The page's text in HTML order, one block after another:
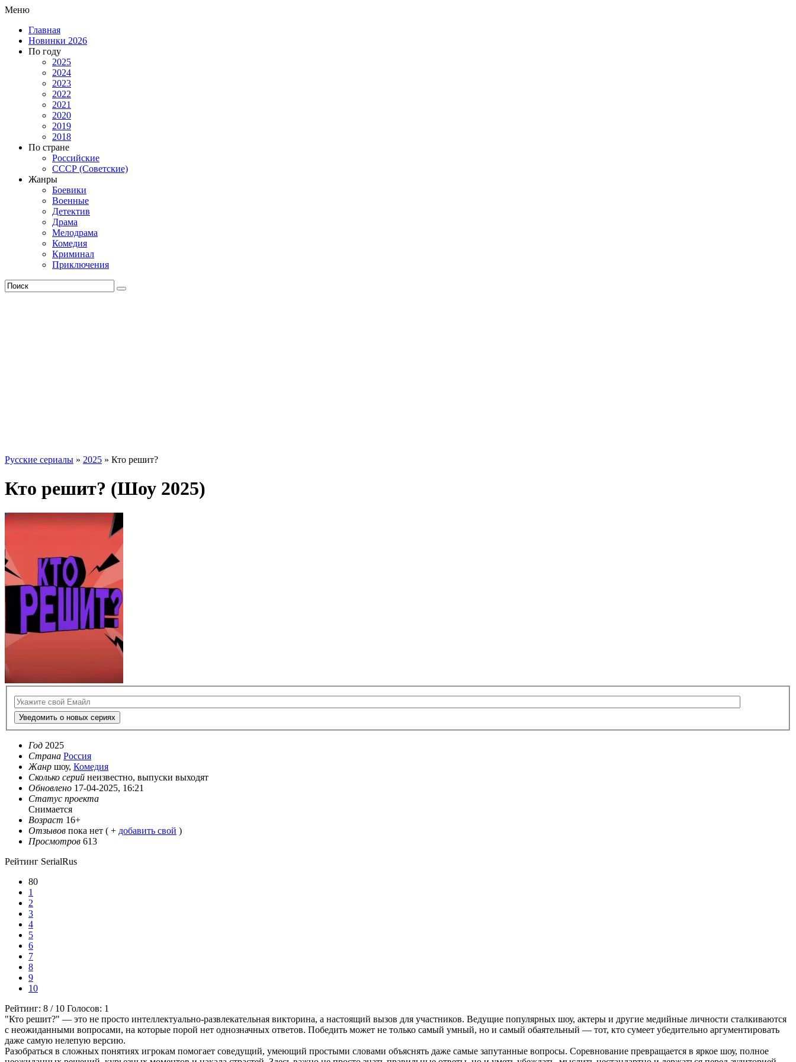
Меню
Главная
Новинки 2026
По году
2025
2024
2023
2022
2021
2020
2019
2018
По стране
Российские
СССР (Советские)
Жанры
Боевики
Военные
Детектив
Драма
Мелодрама
Комедия
Криминал
Приключения
Русские сериалы » 2025 » Кто решит?
Кто решит? (Шоу 2025)
Уведомить о новых сериях
Год 2025
Страна Россия
Жанр шоу, Комедия
Сколько серий неизвестно, выпуски выходят
Обновлено 17-04-2025, 16:21
Статус проекта
Снимается
Возраст 16+
Отзывов пока нет ( + добавить свой )
Просмотров 613
Рейтинг SerialRus
80
1
2
3
4
5
6
7
8
9
10
Рейтинг: 8 / 10 Голосов: 1
"Кто решит?" — это не просто интеллектуально-развлекательная викторина, а настоящий вызов для участников. Ведущие популярных шоу, актеры и другие медийные личности сталкиваются
с неожиданными вопросами, на которые порой нет однозначных ответов. Победить может не только самый умный, но и самый обаятельный — тот, кто сумеет убедительно аргументировать
даже самую нелепую версию.
Разобраться в сложных понятиях игрокам помогает соведущий, умеющий простыми словами объяснять даже самые запутанные вопросы. Соревнование превращается в яркое шоу, полное